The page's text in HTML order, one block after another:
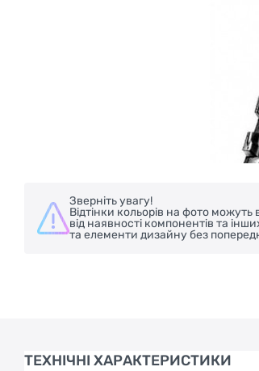
Зверніть увагу!
Відтінки кольорів на фото
від наявності компонентів та
та елементи дизайну без
ТЕХНІЧНІ ХАРАКТЕРИСТИКИ